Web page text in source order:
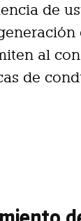
de
al
de